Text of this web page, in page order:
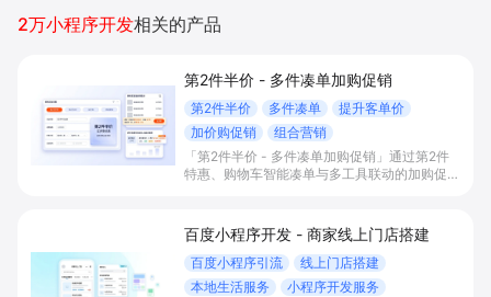
2万小程序开发相关的产品
第2件半价 - 多件凑单加购促销
第2件半价 多件凑单
提升客单价
加价购促销
组合营销
「第2件半价 - 多件凑单加购促销」通过第2件
特惠、购物车智能凑单与多工具联动的加购促销
成本。
百度小程序开发 - 商家线上门店搭建
百度小程序引流
线上门店搭建
本地生活服务
小程序开发服务